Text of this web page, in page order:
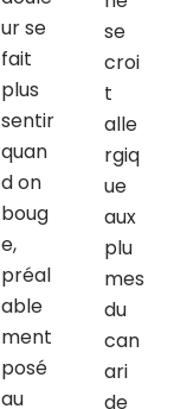
ur se
fait
plus
sentir
quan
d on
boug
e,
préal
able
ment
posé
au
se
croi
t
alle
rgiq
ue
aux
plu
mes
du
can
ari
de